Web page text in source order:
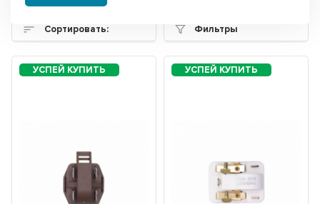
Сортировать: Фильтры